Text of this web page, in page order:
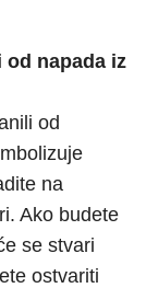
napada iz
od
na
Ako budete
se stvari
ostvariti